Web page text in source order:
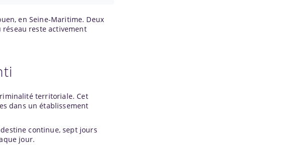
en Seine-Maritime. Deux
reste activement
territoriale. Cet
dans un établissement
continue, sept jours
jour.